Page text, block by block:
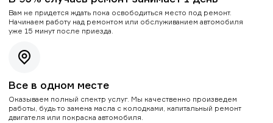
Вам не придется ждать пока освободиться место под ремонт.
Начинаем работу над ремонтом или обслуживанием автомобиля
уже 15 минут после приезда.
Все в одном месте
Оказываем полный спектр услуг. Мы качественно произведем
работы, будь то замена масла с колодками, капитальный ремонт
двигателя или покраска автомобиля.